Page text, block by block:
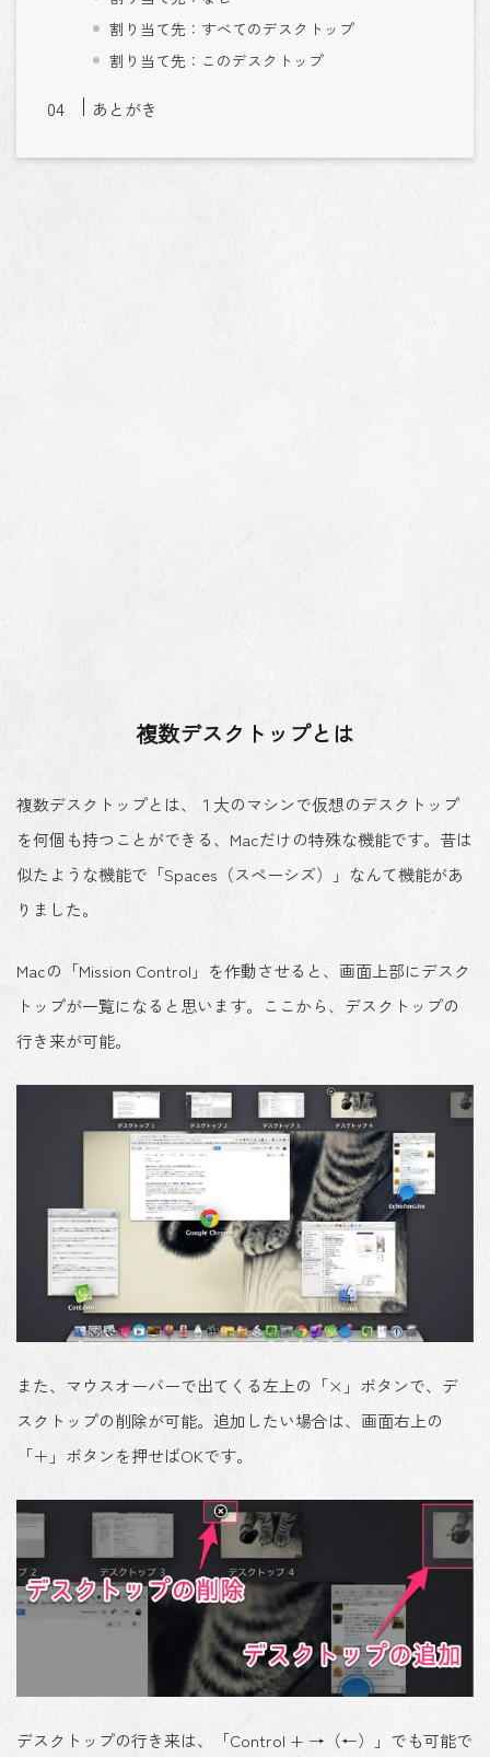
割り当て先：すべてのデスクトップ
割り当て先：このデスクトップ
あとがき
複数デスクトップとは
複数デスクトップとは、１大のマシンで仮想のデスクトップ
を何個も持つことができる、Macだけの特殊な機能です。昔は
似たような機能で「Spaces（スペーシズ）」なんて機能があ
りました。
Macの「Mission Control」を作動させると、画面上部にデスク
トップが一覧になると思います。ここから、デスクトップの
行き来が可能。
また、マウスオーバーで出てくる左上の「×」ボタンで、デ
スクトップの削除が可能。追加したい場合は、画面右上の
「＋」ボタンを押せばOKです。
デスクトップの行き来は、「Control + →（←）」でも可能で